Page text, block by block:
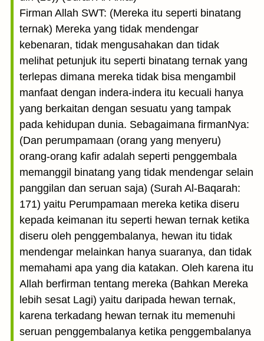
Firman Allah SWT: (Mereka itu seperti binatang
ternak) Mereka yang tidak mendengar
kebenaran, tidak mengusahakan dan tidak
melihat petunjuk itu seperti binatang ternak yang
terlepas dimana mereka tidak bisa mengambil
manfaat dengan indera-indera itu kecuali hanya
yang berkaitan dengan sesuatu yang tampak
pada kehidupan dunia. Sebagaimana firmanNya:
(Dan perumpamaan (orang yang menyeru)
orang-orang kafir adalah seperti penggembala
memanggil binatang yang tidak mendengar selain
panggilan dan seruan saja) (Surah Al-Baqarah:
171) yaitu Perumpamaan mereka ketika diseru
kepada keimanan itu seperti hewan ternak ketika
diseru oleh penggembalanya, hewan itu tidak
mendengar melainkan hanya suaranya, dan tidak
memahami apa yang dia katakan. Oleh karena itu
Allah berfirman tentang mereka (Bahkan Mereka
lebih sesat Lagi) yaitu daripada hewan ternak,
karena terkadang hewan ternak itu memenuhi
seruan penggembalanya ketika penggembalanya